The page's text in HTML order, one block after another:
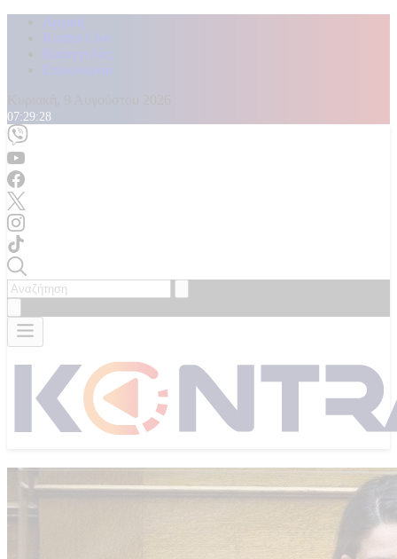
Αρχική
Kontra Live
Καταγγελίες
Επικοινωνία
07:29:30